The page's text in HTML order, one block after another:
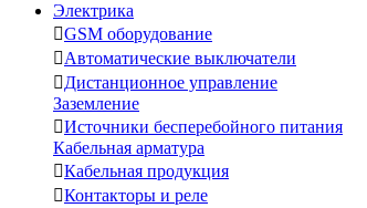
Электрика
GSM оборудование
Автоматические выключатели
Дистанционное управление
Заземление
Источники бесперебойного питания
Кабельная арматура
Кабельная продукция
Контакторы и реле